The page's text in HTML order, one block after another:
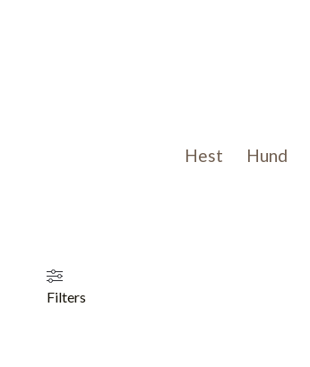
Hest Hund
Filters